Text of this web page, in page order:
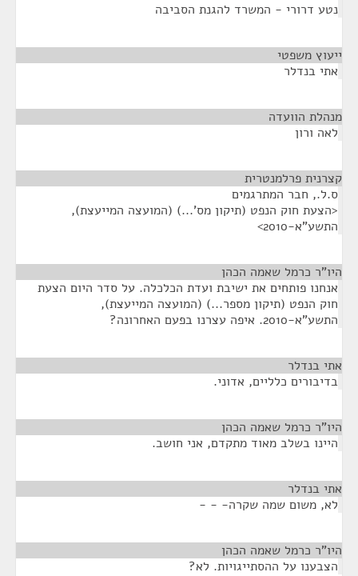
נטע דרורי - המשרד להגנת הסביבה
ייעוץ משפטי
אתי בנדלר
מנהלת הוועדה
לאה ורון
קצרנית פרלמנטרית
ס.ל., חבר המתרגמים
<הצעת חוק הנפט (תיקון מס'...) (המועצה המייעצת),
התשע"א-2010>
היו"ר כרמל שאמה הכהן
אנחנו פותחים את ישיבת ועדת הכלכלה. על סדר היום הצעת
חוק הנפט (תיקון מספר...) (המועצה המייעצת),
התשע"א-2010. איפה עצרנו בפעם האחרונה?
אתי בנדלר
בדיבורים כלליים, אדוני.
היו"ר כרמל שאמה הכהן
היינו בשלב מאוד מתקדם, אני חושב.
אתי בנדלר
לא, משום שמה שקרה- - -
היו"ר כרמל שאמה הכהן
הצבענו על ההסתייגויות. לא?